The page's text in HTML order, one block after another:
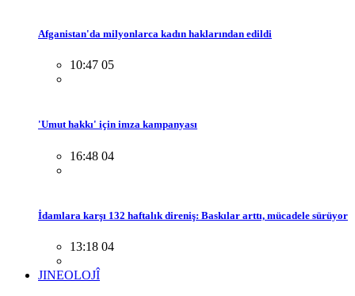
Afganistan'da milyonlarca kadın haklarından edildi
10:47 05
'Umut hakkı' için imza kampanyası
16:48 04
İdamlara karşı 132 haftalık direniş: Baskılar arttı, mücadele sürüyor
13:18 04
JINEOLOJÎ